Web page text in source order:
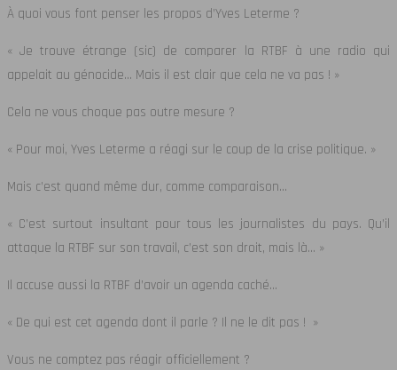
À quoi vous font penser les propos d’Yves Leterme ?
« Je trouve étrange (sic) de comparer la RTBF à une radio qui
appelait au génocide… Mais il est clair que cela ne va pas ! »
Cela ne vous choque pas outre mesure ?
« Pour moi, Yves Leterme a réagi sur le coup de la crise politique. »
Mais c’est quand même dur, comme comparaison…
« C’est surtout insultant pour tous les journalistes du pays. Qu’il
attaque la RTBF sur son travail, c’est son droit, mais là… »
Il accuse aussi la RTBF d’avoir un agenda caché…
« De qui est cet agenda dont il parle ? Il ne le dit pas ! »
Vous ne comptez pas réagir officiellement ?